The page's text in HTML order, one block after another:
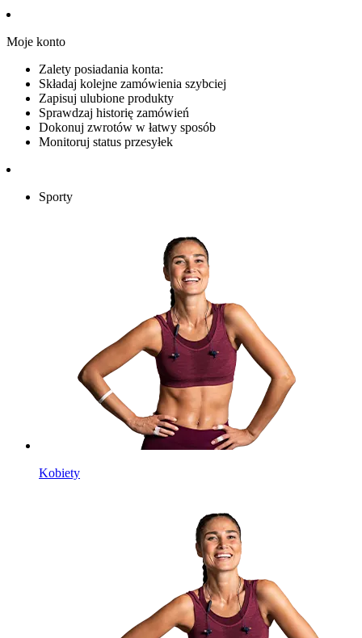
Moje konto
Zalety posiadania konta:
Składaj kolejne zamówienia szybciej
Zapisuj ulubione produkty
Sprawdzaj historię zamówień
Dokonuj zwrotów w łatwy sposób
Monitoruj status przesyłek
Sporty
Kobiety